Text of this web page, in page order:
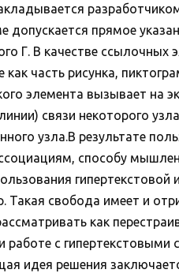
допускается прямое
Г. В качестве
как часть рисунка,
элемента вызывает на
связи некоторого
узла.В результате
способу
Такая свобода имеет и
как
работе с
идея решения